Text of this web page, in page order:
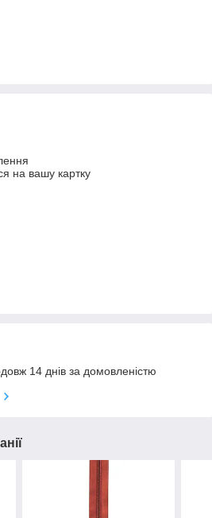
на вашу картку
14 днів за домовленістю